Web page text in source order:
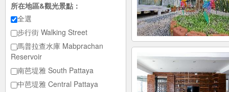
所在地區&觀光景點：
全選
步行街 Walking Street
馬普拉查水庫 Mabprachan
Reservoir
南芭堤雅 South Pattaya
中芭堤雅 Central Pattaya